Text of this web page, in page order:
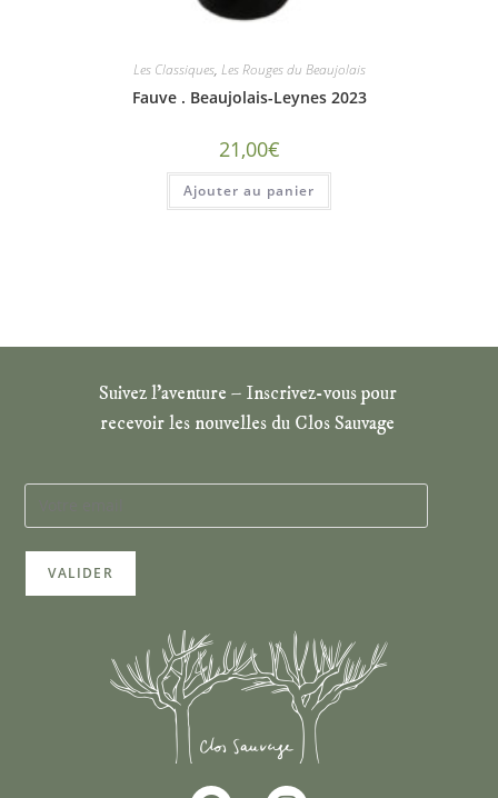
Les Classiques, Les Rouges du Beaujolais
Fauve . Beaujolais-Leynes 2023
21,00€
Ajouter au panier
Suivez l’aventure – Inscrivez-vous pour
recevoir les nouvelles du Clos Sauvage